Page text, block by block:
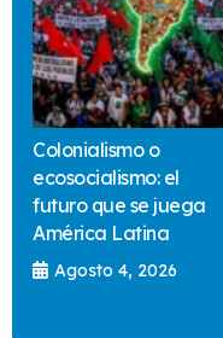
Colonialismo o
ecosocialismo: el
futuro que se juega
América Latina
Agosto 4, 2026